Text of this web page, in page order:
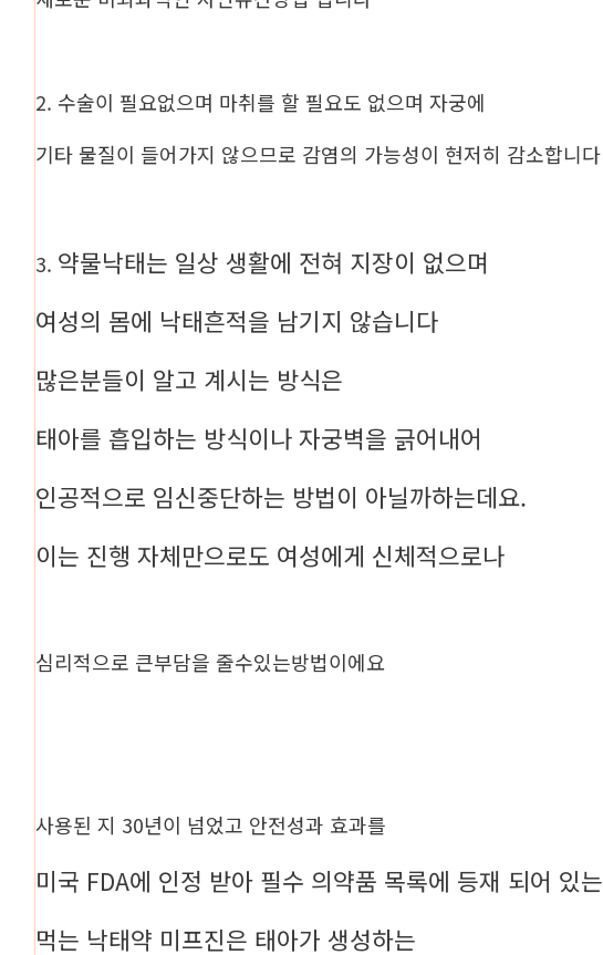
2. 수술이 필요없으며 마취를 할 필요도 없으며 자궁에
기타 물질이 들어가지 않으므로 감염의 가능성이 현저히 감소합니다
3. 약물낙태는 일상 생활에 전혀 지장이 없으며
여성의 몸에 낙태흔적을 남기지 않습니다
많은분들이 알고 계시는 방식은
태아를 흡입하는 방식이나 자궁벽을 긁어내어
인공적으로 임신중단하는 방법이 아닐까하는데요.
이는 진행 자체만으로도 여성에게 신체적으로나
심리적으로 큰부담을 줄수있는방법이에요
사용된 지 30년이 넘었고 안전성과 효과를
미국 FDA에 인정 받아 필수 의약품 목록에 등재 되어 있는
먹는 낙태약 미프진은 태아가 생성하는